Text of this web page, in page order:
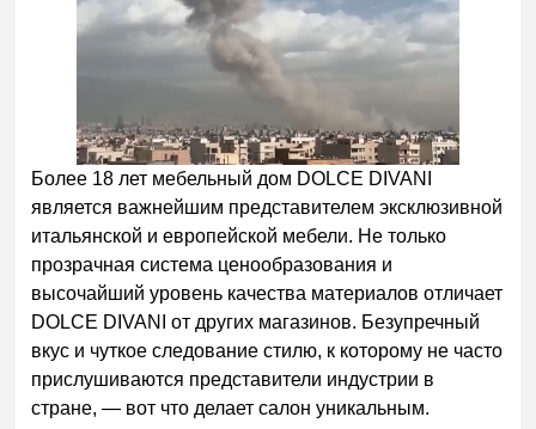
Более 18 лет мебельный дом DOLCE DIVANI
является важнейшим представителем эксклюзивной
итальянской и европейской мебели. Не только
прозрачная система ценообразования и
высочайший уровень качества материалов отличает
DOLCE DIVANI от других магазинов. Безупречный
вкус и чуткое следование стилю, к которому не часто
прислушиваются представители индустрии в
стране, — вот что делает салон уникальным.